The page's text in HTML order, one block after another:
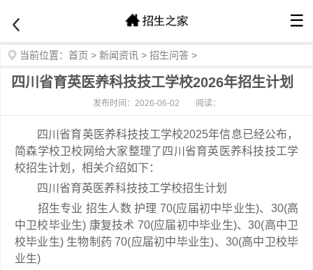
☰
当前位置： 首页 > 新闻资讯 > 招生问答 >
四川省育英医养科技技工学校2026年招生计划
发布时间：2026-06-02 阅读：
四川省育英医养科技技工学校2025年信息已经公布，
简森学校卫校网给大家整理了四川省育英医养科技技工学
校招生计划，相关介绍如下：
四川省育英医养科技技工学校招生计划
招生专业 招生人数 护理 70(应届初中毕业生)、30(高
中卫校毕业生) 康复技术 70(应届初中毕业生)、30(高中卫
校毕业生) 生物制药 70(应届初中毕业生)、30(高中卫校毕
业生)